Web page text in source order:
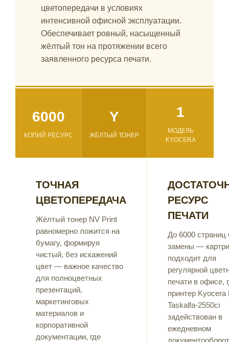
цветопередачи в условиях
интенсивной офисной эксплуатации.
Обеспечивает ровный, насыщенный
жёлтый тон на протяжении всего
заявленного ресурса печати.
6000
КОПИЙ РЕСУРС
Y
ЖЁЛТЫЙ ТОНЕР
1
МОДЕЛЬ
KYOCERA
ТОЧНАЯ
ЦВЕТОПЕРЕДАЧА
Жёлтый тонер NV Print
равномерно ложится на
бумагу, формируя
чистый, без искажений
цвет — важное качество
для полноцветных
презентаций,
маркетинговых
материалов и
корпоративной
документации, где
РЕСУРС
ПЕЧАТИ
До 6000 страниц
замены —
подходит для
регулярной
печати в офисе,
принтер Kyocera
Taskalfa-2550ci
задействован в
ежедневном